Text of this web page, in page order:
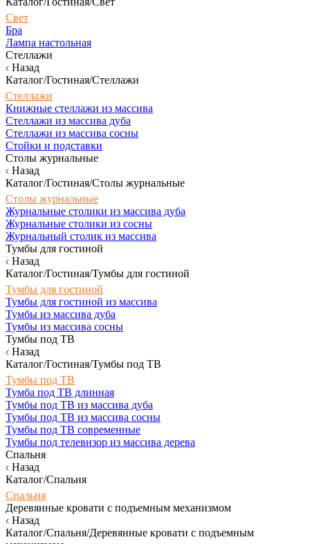
Свет
Бра
Лампа настольная
Стеллажи
Назад
Каталог/Гостиная/Стеллажи
Стеллажи
Книжные стеллажи из массива
Стеллажи из массива дуба
Стеллажи из массива сосны
Стойки и подставки
Столы журнальные
Назад
Каталог/Гостиная/Столы журнальные
Столы журнальные
Журнальные столики из массива дуба
Журнальные столики из сосны
Журнальный столик из массива
Тумбы для гостиной
Назад
Каталог/Гостиная/Тумбы для гостиной
Тумбы для гостиной
Тумбы для гостиной из массива
Тумбы из массива дуба
Тумбы из массива сосны
Тумбы под ТВ
Назад
Каталог/Гостиная/Тумбы под ТВ
Тумбы под ТВ
Тумба под ТВ длинная
Тумбы под ТВ из массива дуба
Тумбы под ТВ из массива сосны
Тумбы под ТВ современные
Тумбы под телевизор из массива дерева
Спальня
Назад
Каталог/Спальня
Спальня
Деревянные кровати с подъемным механизмом
Назад
Каталог/Спальня/Деревянные кровати с подъемным